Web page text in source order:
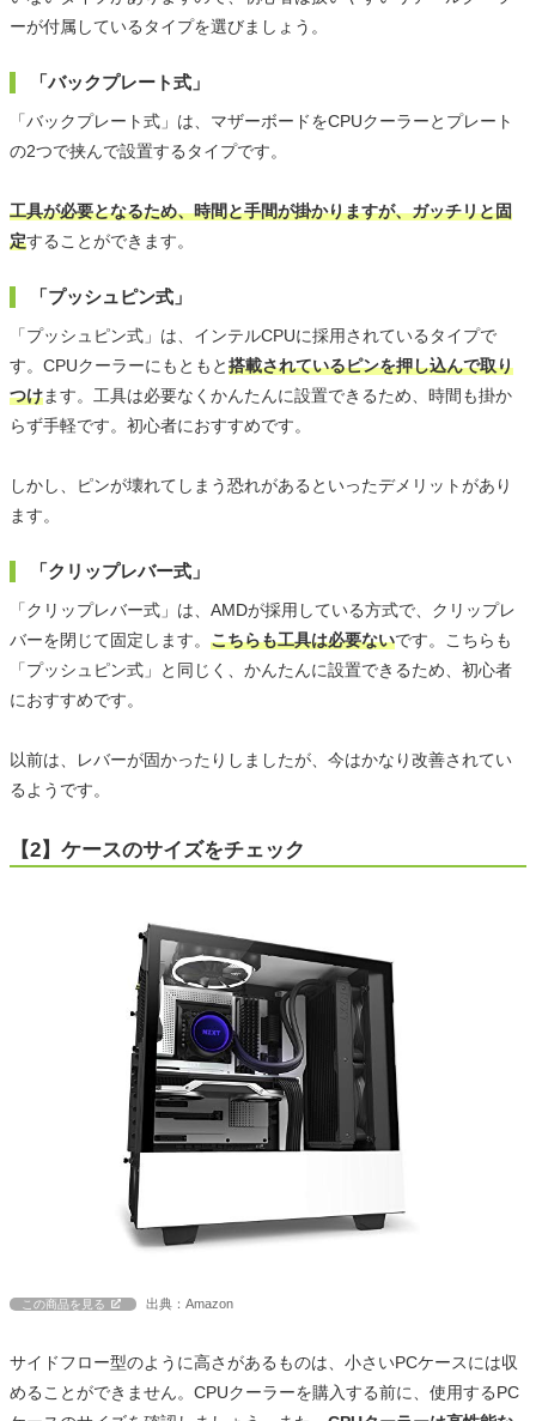
ーが付属しているタイプを選びましょう。
「バックプレート式」
「バックプレート式」は、マザーボードをCPUクーラーとプレート
の2つで挟んで設置するタイプです。
工具が必要となるため、時間と手間が掛かりますが、ガッチリと固
定することができます。
「プッシュピン式」
「プッシュピン式」は、インテルCPUに採用されているタイプで
す。CPUクーラーにもともと搭載されているピンを押し込んで取り
つけます。工具は必要なくかんたんに設置できるため、時間も掛か
らず手軽です。初心者におすすめです。
しかし、ピンが壊れてしまう恐れがあるといったデメリットがあり
ます。
「クリップレバー式」
「クリップレバー式」は、AMDが採用している方式で、クリップレ
バーを閉じて固定します。 こちらも工具は必要ないです。こちらも
「プッシュピン式」と同じく、かんたんに設置できるため、初心者
におすすめです。
以前は、レバーが固かったりしましたが、今はかなり改善されてい
るようです。
【2】ケースのサイズをチェック
この商品を見る 出典：Amazon
サイドフロー型のように高さがあるものは、小さいPCケースには収
めることができません。CPUクーラーを購入する前に、使用するPC